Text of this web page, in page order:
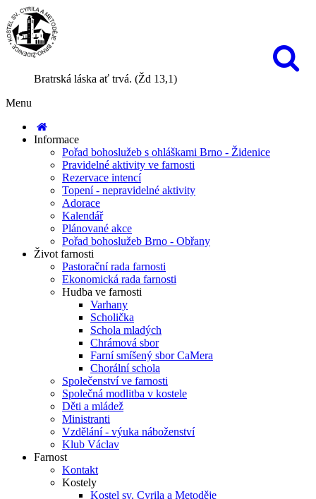
Bratrská láska ať trvá. (Žd 13,1)
Menu
Informace
Pořad bohoslužeb s ohláškami Brno - Židenice
Pravidelné aktivity ve farnosti
Rezervace intencí
Topení - nepravidelné aktivity
Adorace
Kalendář
Plánované akce
Pořad bohoslužeb Brno - Obřany
Život farnosti
Pastorační rada farnosti
Ekonomická rada farnosti
Hudba ve farnosti
Varhany
Scholička
Schola mladých
Chrámová sbor
Farní smíšený sbor CaMera
Chorální schola
Společenství ve farnosti
Společná modlitba v kostele
Děti a mládež
Ministranti
Vzdělání - výuka náboženství
Klub Václav
Farnost
Kontakt
Kostely
Kostel sv. Cyrila a Metoděje